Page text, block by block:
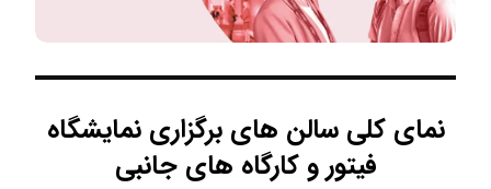
نمای کلی سالن های برگزاری نمایشگاه
فیتور و کارگاه های جانبی